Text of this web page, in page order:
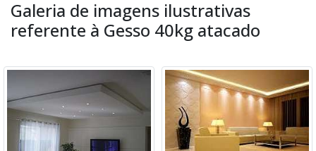
Galeria de imagens ilustrativas
referente à Gesso 40kg atacado